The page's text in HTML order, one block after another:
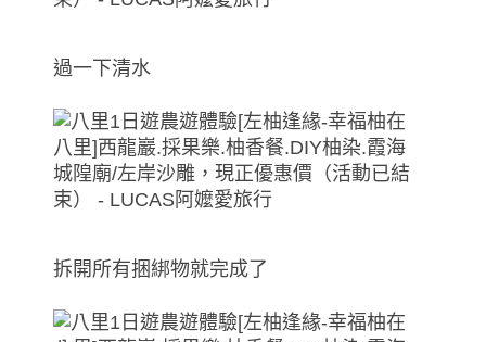
過一下清水
拆開所有捆綁物就完成了